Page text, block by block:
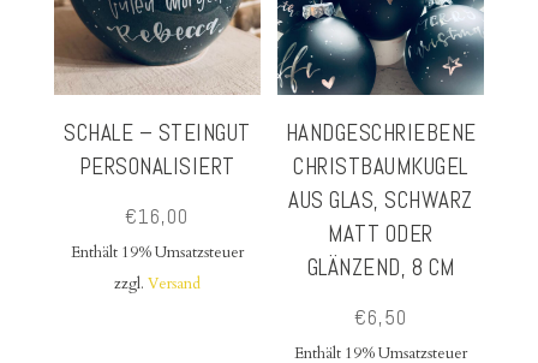
SCHALE – STEINGUT
PERSONALISIERT
€16,00
Enthält 19% Umsatzsteuer
zzgl. Versand
HANDGESCHRIEBENE
CHRISTBAUMKUGEL
AUS GLAS, SCHWARZ
MATT ODER
GLÄNZEND, 8 CM
€6,50
Enthält 19% Umsatzsteuer